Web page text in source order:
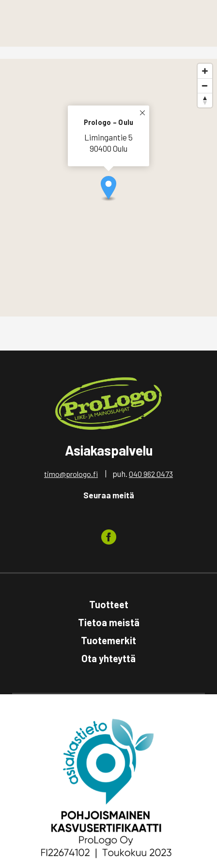
Prologo – Oulu
Limingantie 5
90400 Oulu
Asiakaspalvelu
timo@prologo.fi | puh. 040 962 0473
Seuraa meitä
Tuotteet
Tietoa meistä
Tuotemerkit
Ota yhteyttä